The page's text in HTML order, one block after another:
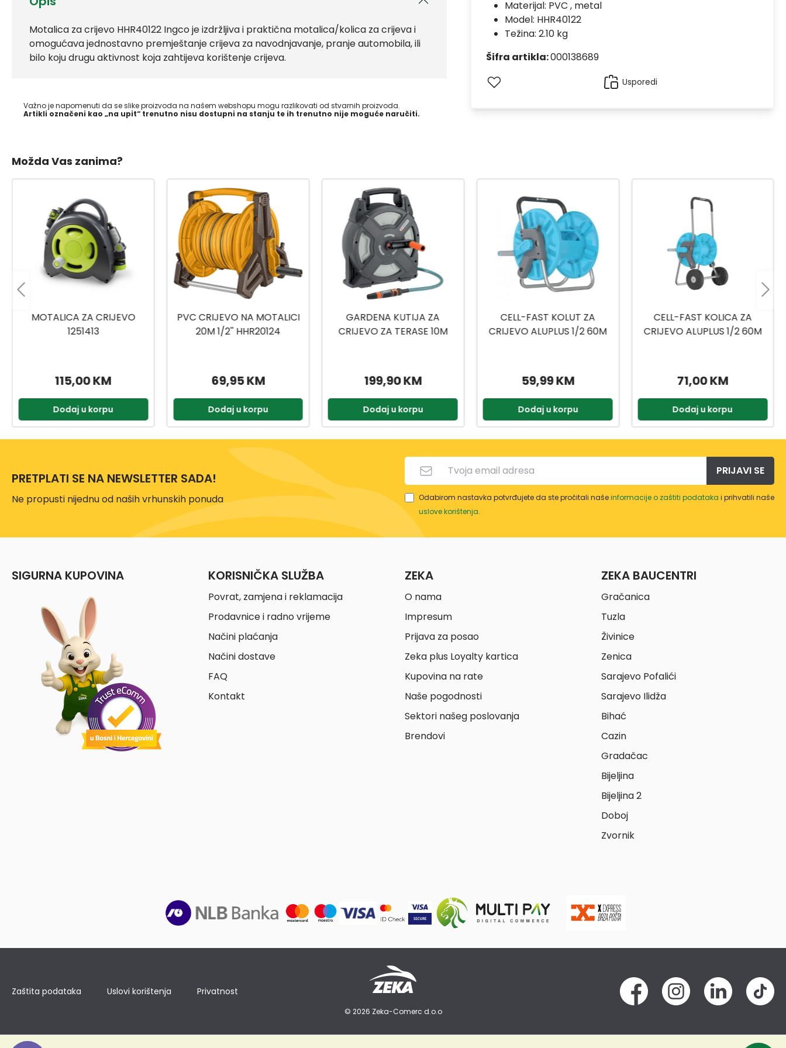
Motalica za crijevo HHR40122 Ingco je izdržljiva i praktična motalica/kolica za crijeva i
omogućava jednostavno premještanje crijeva za navodnjavanje, pranje automobila, ili
bilo koju drugu aktivnost koja zahtijeva korištenje crijeva.
Važno je napomenuti da se slike proizvoda na našem webshopu mogu razlikovati od stvarnih proizvoda.
Artikli označeni kao „na upit“ trenutno nisu dostupni na stanju te ih trenutno nije moguće naručiti.
Materijal: PVC , metal
Model: HHR40122
Težina: 2.10 kg
Šifra artikla:000138689
Usporedi
Možda Vas zanima?
PVC CRIJEVO NA MOTALICI
20M 1/2'' HHR20124
69,95 KM
Dodaj u korpu
GARDENA KUTIJA ZA
CRIJEVO ZA TERASE 10M
199,90 KM
Dodaj u korpu
CELL-FAST KOLUT ZA
CRIJEVO ALUPLUS 1/2 60M
59,99 KM
Dodaj u korpu
CELL-FAST KOLICA ZA
CRIJEVO ALUPLUS 1/2 60M
71,00 KM
Dodaj u korpu
CELL-FAST KOLUT ZA
CRIJEVO ERGO XS 10+2M
79,99 KM
Dodaj u korpu
PRETPLATI SE NA NEWSLETTER SADA!
Ne propusti nijednu od naših vrhunskih ponuda
PRIJAVI SE
Odabirom nastavka potvrđujete da ste pročitali našeinformacije o zaštiti podataka i prihvatili naše
uslove korištenja.
SIGURNA KUPOVINA KORISNIČKA SLUŽBA
Povrat, zamjena i reklamacija
Prodavnice i radno vrijeme
Načini plaćanja
Načini dostave
FAQ
Kontakt
ZEKA
O nama
Impresum
Prijava za posao
Zeka plus Loyalty kartica
Kupovina na rate
Naše pogodnosti
Sektori našeg poslovanja
Brendovi
ZEKA BAUCENTRI
Gračanica
Tuzla
Živinice
Zenica
Sarajevo Pofalići
Sarajevo Ilidža
Bihać
Cazin
Gradačac
Bijeljina
Bijeljina 2
Doboj
Zvornik
Zaštita podataka Uslovi korištenja Privatnost
© 2026 Zeka-Comerc d.o.o